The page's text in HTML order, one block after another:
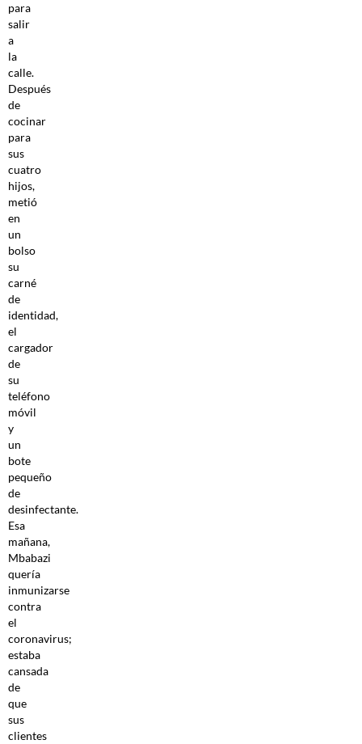
para
salir
a
la
calle.
Después
de
cocinar
para
sus
cuatro
hijos,
metió
en
un
bolso
su
carné
de
identidad,
el
cargador
de
su
teléfono
móvil
y
un
bote
pequeño
de
desinfectante.
Esa
mañana,
Mbabazi
quería
inmunizarse
contra
el
coronavirus;
estaba
cansada
de
que
sus
clientes